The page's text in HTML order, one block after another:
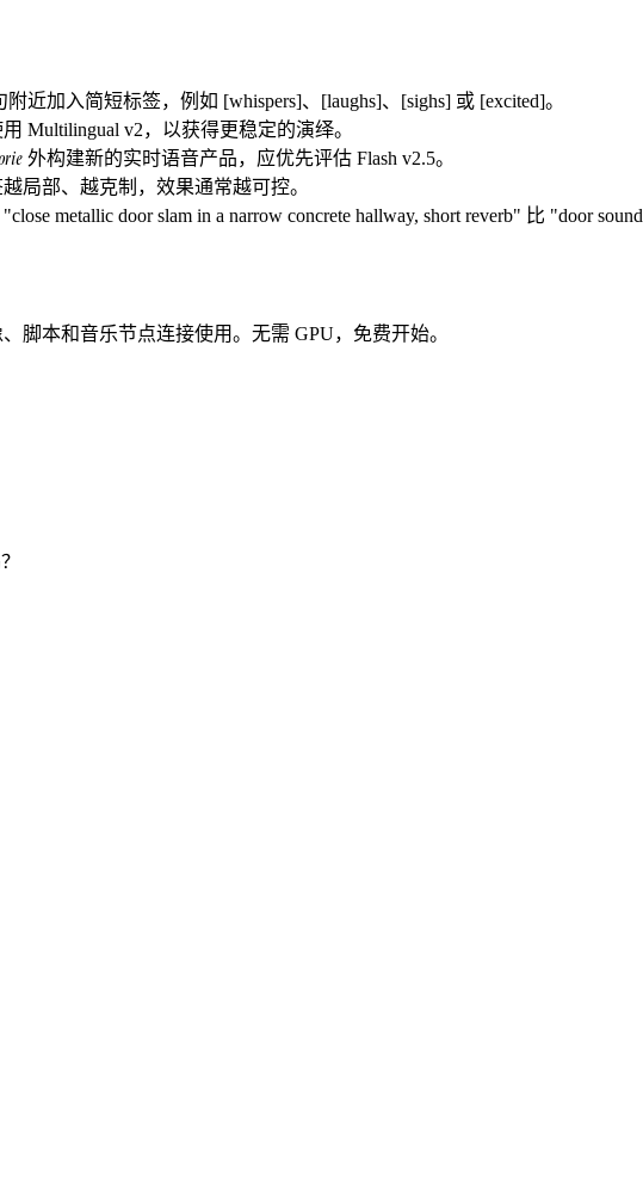
近加入简短标签，例如 [whispers]、[laughs]、[sighs] 或 [excited]。
Multilingual v2，以获得更稳定的演绎。
外构建新的实时语音产品，应优先评估 Flash v2.5。
局部、越克制，效果通常越可控。
metallic door slam in a narrow concrete hallway, short reverb" 比 "door
脚本和音乐节点连接使用。无需 GPU，免费开始。